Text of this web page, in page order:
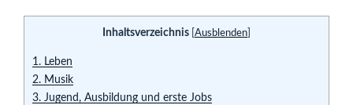
Inhaltsverzeichnis Ausblenden
1. Leben
2. Musik
3. Jugend, Ausbildung und erste Jobs